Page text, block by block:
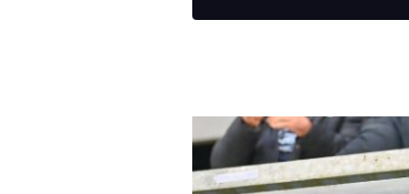
Comment peut-on
On était sur de bons
possession avec
phases de jeu. On s’est
et en manquant